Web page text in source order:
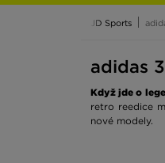
JD Sports
adidas
Když jde o
retro reedice
nové modely.